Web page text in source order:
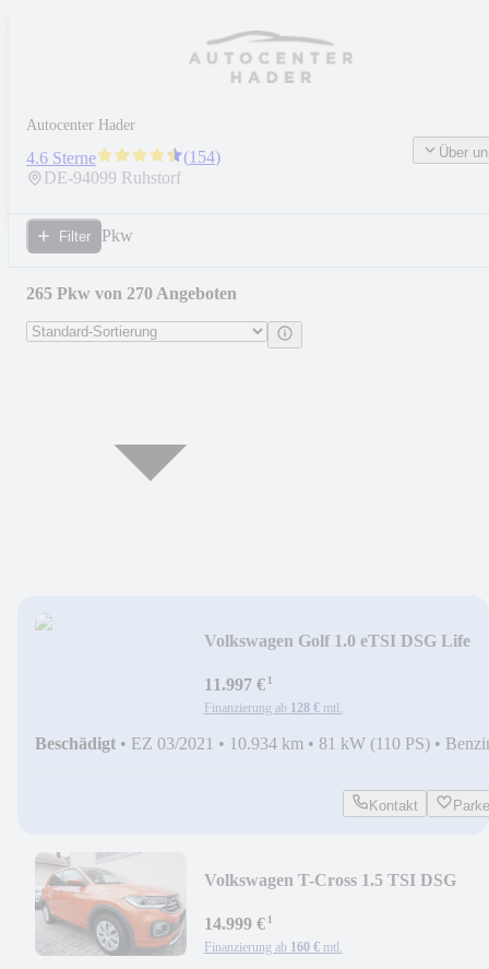
Autocenter Hader
4.6 Sterne (154)
DE-94099 Ruhstorf
Über
Filter Pkw
265 Pkw von 270 Angeboten
Volkswagen Golf 1.0 eTSI DSG Life
11.997 €¹
Finanzierung ab 128 € mtl.
Beschädigt • EZ 03/2021 • 10.934 km • 81 kW (110 PS) •
Kontakt
Volkswagen T-Cross 1.5 TSI DSG
14.999 €¹
Finanzierung ab 160 € mtl.